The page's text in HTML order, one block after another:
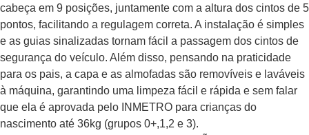
cabeça em 9 posições, juntamente com a altura dos cintos de 5
pontos, facilitando a regulagem correta. A instalação é simples
e as guias sinalizadas tornam fácil a passagem dos cintos de
segurança do veículo. Além disso, pensando na praticidade
para os pais, a capa e as almofadas são removíveis e laváveis
à máquina, garantindo uma limpeza fácil e rápida e sem falar
que ela é aprovada pelo INMETRO para crianças do
nascimento até 36kg (grupos 0+,1,2 e 3).